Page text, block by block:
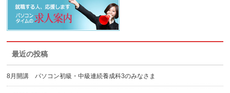
最近の投稿
8月開講 パソコン初級・中級連続養成科3のみなさま